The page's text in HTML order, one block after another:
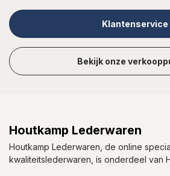
Klantenservice
Bekijk onze
Houtkamp Lederwaren
Houtkamp Lederwaren, de online
kwaliteitslederwaren, is onderdeel van